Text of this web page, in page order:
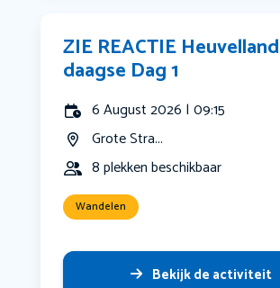
ZIE REACTIE
daagse Dag 1
6 August 2026 | 09:15
Grote Stra...
8 plekken beschikbaar
Wandelen
Bekijk de activiteit